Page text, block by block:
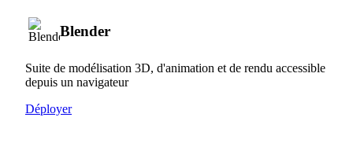
Blender
Suite de modélisation 3D, d'animation et de rendu accessible
depuis un navigateur
Déployer